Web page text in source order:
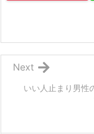
いい人止まり男性
Next